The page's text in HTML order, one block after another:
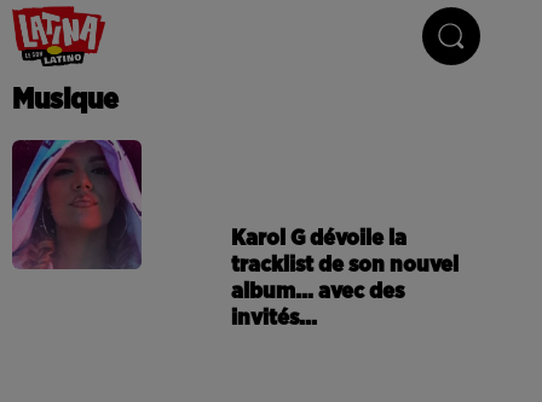
Musique
Karol G dévoile la
tracklist de son nouvel
album… avec des
invités...